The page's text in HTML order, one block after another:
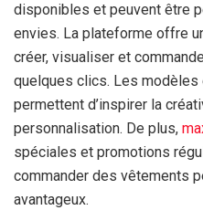
disponibles et peuvent être
envies. La plateforme offre
créer, visualiser et
quelques clics. Les modèles
permettent d’inspirer la
personnalisation. De plus,
spéciales et promotions
commander des vêtements
avantageux.